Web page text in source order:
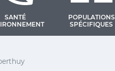
SANTÉ
POPULATIONS
SPÉCIFIQUES